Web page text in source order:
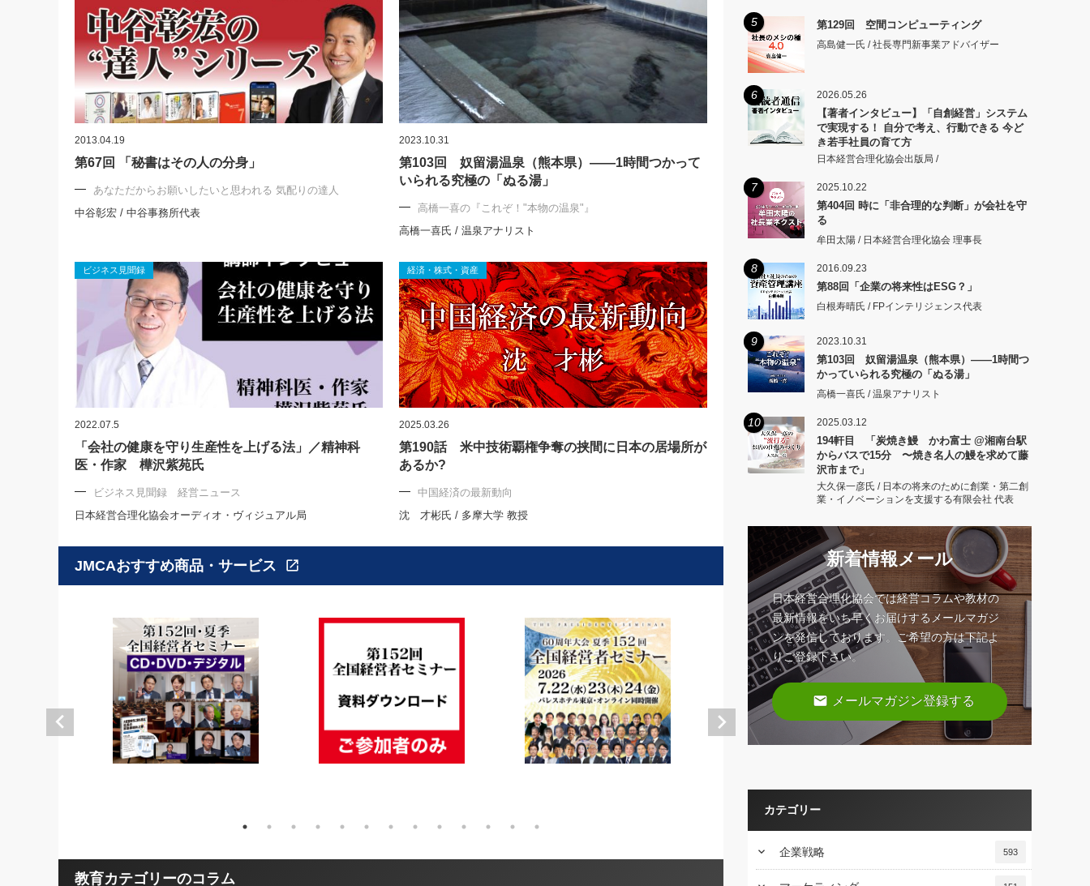
2013.04.19
第67回 「秘書はその人の分身」
あなただからお願いしたいと思われる 気配りの達人
中谷彰宏 / 中谷事務所代表
2023.10.31
第103回 奴留湯温泉（熊本県）――1時間つかって
いられる究極の「ぬる湯」
高橋一喜の『これぞ！"本物の温泉"』
高橋一喜氏 / 温泉アナリスト
ビジネス見聞録
2022.07.5
「会社の健康を守り生産性を上げる法」／精神科
医・作家 樺沢紫苑氏
ビジネス見聞録 経営ニュース
日本経営合理化協会オーディオ・ヴィジュアル局
経済・株式・資産
2025.03.26
第190話 米中技術覇権争奪の挟間に日本の居場所が
あるか?
中国経済の最新動向
沈 才彬氏 / 多摩大学 教授
JMCAおすすめ商品・サービス open_in_new
教育カテゴリーのコラム
5 第129回 空間コンピューティング
高島健一氏 / 社長専門新事業アドバイザー
6 2026.05.26
【著者インタビュー】「自創経営」システム
で実現する！ 自分で考え、行動できる 今ど
き若手社員の育て方
日本経営合理化協会出版局 /
7 2025.10.22
第404回 時に「非合理的な判断」が会社を守
る
牟田太陽 / 日本経営合理化協会 理事長
8 2016.09.23
第88回「企業の将来性はESG？」
白根寿晴氏 / FPインテリジェンス代表
9 2023.10.31
第103回 奴留湯温泉（熊本県）――1時間つ
かっていられる究極の「ぬる湯」
高橋一喜氏 / 温泉アナリスト
10 2025.03.12
194軒目 「炭焼き鰻 かわ富士 @湘南台駅
からバスで15分 〜焼き名人の鰻を求めて藤
沢市まで」
大久保一彦氏 / 日本の将来のために創業・第二創
業・イノベーションを支援する有限会社 代表
新着情報メール
日本経営合理化協会では経営コラムや教材の
最新情報をいち早くお届けするメールマガジ
ンを発信しております。ご希望の方は下記よ
りご登録下さい。
email メールマガジン登録する
カテゴリー
keyboard_arrow_down 企業戦略 593